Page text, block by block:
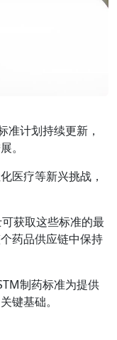
准计划持续更新，
。
医疗等新兴挑战，
获取这些标准的最
药品供应链中保持
制药标准为提供
键基础。